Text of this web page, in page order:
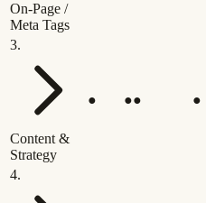
On-Page /
Meta Tags
3.
Content &
Strategy
● ●● ●
4.